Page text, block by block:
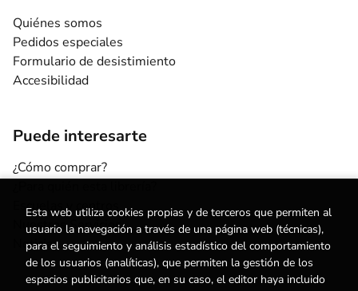
Quiénes somos
Pedidos especiales
Formulario de desistimiento
Accesibilidad
Puede interesarte
¿Cómo comprar?
Escuelas y centros
Nuestros Servicios
Noticias
Esta web utiliza cookies propias y de terceros que permiten al
usuario la navegación a través de una página web (técnicas),
para el seguimiento y análisis estadístico del comportamiento
de los usuarios (analíticas), que permiten la gestión de los
espacios publicitarios que, en su caso, el editor haya incluido